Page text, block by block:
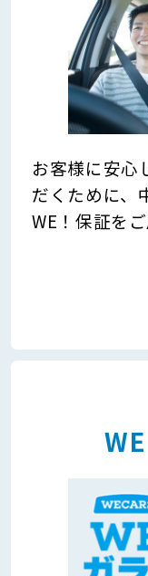
お客様に安心
だくために、
WE！保証を